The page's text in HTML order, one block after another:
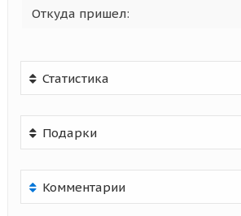
Откуда пришел:
Статистика
Подарки
Комментарии